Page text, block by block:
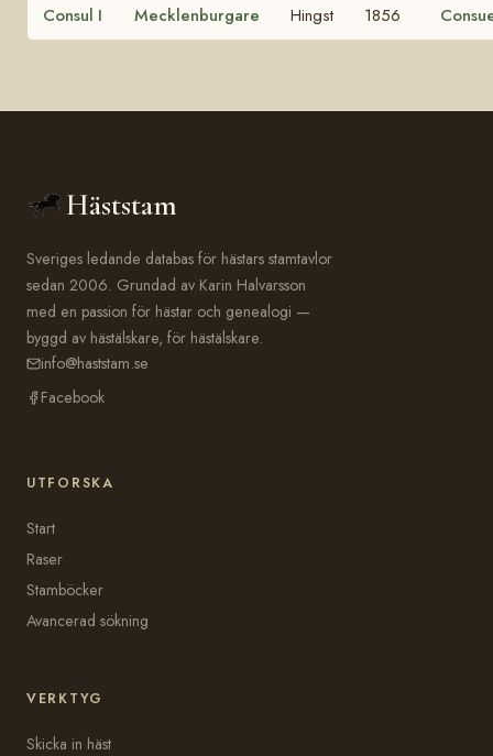
Consul I Mecklenburgare Hingst 1856
Häststam
Sveriges ledande databas för hästars stamtavlor
sedan 2006. Grundad av Karin Halvarsson
med en passion för hästar och genealogi —
byggd av hästälskare, för hästälskare.
info@haststam.se
Facebook
UTFORSKA
Start
Raser
Stamböcker
Avancerad sökning
VERKTYG
Skicka in häst